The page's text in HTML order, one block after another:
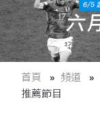
首頁 頻道
推薦節目